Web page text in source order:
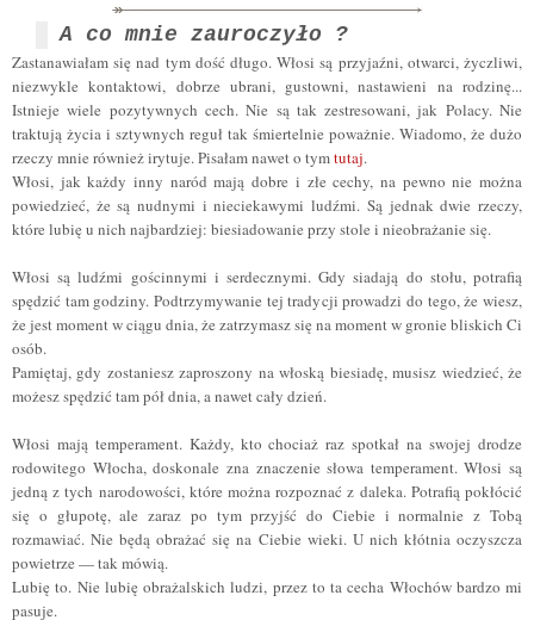
A co mnie zauroczyło ?
Zastanawiałam się nad tym dość długo. Włosi są przyjaźni, otwarci, życzliwi,
niezwykle kontaktowi, dobrze ubrani, gustowni, nastawieni na rodzinę...
Istnieje wiele pozytywnych cech. Nie są tak zestresowani, jak Polacy. Nie
traktują życia i sztywnych reguł tak śmiertelnie poważnie. Wiadomo, że dużo
rzeczy mnie również irytuje. Pisałam nawet o tymtutaj.
Włosi, jak każdy inny naród mają dobre i złe cechy, na pewno nie można
powiedzieć, że są nudnymi i nieciekawymi ludźmi. Są jednak dwie rzeczy,
które lubię u nich najbardziej: biesiadowanie przy stole i nieobrażanie się.
Włosi są ludźmi gościnnymi i serdecznymi. Gdy siadają do stołu, potrafią
spędzić tam godziny. Podtrzymywanie tej tradycji prowadzi do tego, że wiesz,
że jest moment w ciągu dnia, że zatrzymasz się na moment w gronie bliskich Ci
osób.
Pamiętaj, gdy zostaniesz zaproszony na włoską biesiadę, musisz wiedzieć, że
możesz spędzić tam pół dnia, a nawet cały dzień.
Włosi mają temperament. Każdy, kto chociaż raz spotkał na swojej drodze
rodowitego Włocha, doskonale zna znaczenie słowa temperament. Włosi są
jedną z tych narodowości, które można rozpoznać z daleka. Potrafią pokłócić
się o głupotę, ale zaraz po tym przyjść do Ciebie i normalnie z Tobą
rozmawiać. Nie będą obrażać się na Ciebie wieki. U nich kłótnia oczyszcza
powietrze — tak mówią.
Lubię to. Nie lubię obrażalskich ludzi, przez to ta cecha Włochów bardzo mi
pasuje.